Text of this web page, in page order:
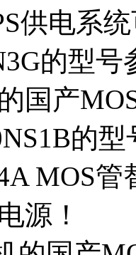
供电系
的型号
国产
的
MOS
源！